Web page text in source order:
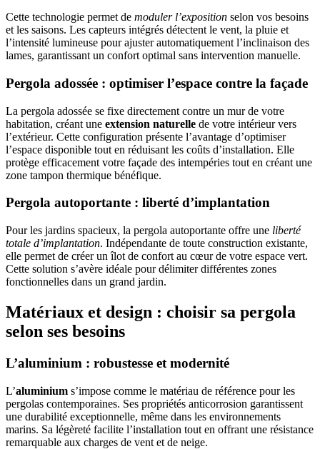
Cette technologie permet de moduler l’exposition selon vos besoins
et les saisons. Les capteurs intégrés détectent le vent, la pluie et
l’intensité lumineuse pour ajuster automatiquement l’inclinaison des
lames, garantissant un confort optimal sans intervention manuelle.
Pergola adossée : optimiser l’espace contre la façade
La pergola adossée se fixe directement contre un mur de votre
habitation, créant une extension naturelle de votre intérieur vers
l’extérieur. Cette configuration présente l’avantage d’optimiser
l’espace disponible tout en réduisant les coûts d’installation. Elle
protège efficacement votre façade des intempéries tout en créant une
zone tampon thermique bénéfique.
Pergola autoportante : liberté d’implantation
Pour les jardins spacieux, la pergola autoportante offre une liberté
totale d’implantation. Indépendante de toute construction existante,
elle permet de créer un îlot de confort au cœur de votre espace vert.
Cette solution s’avère idéale pour délimiter différentes zones
fonctionnelles dans un grand jardin.
Matériaux et design : choisir sa pergola
selon ses besoins
L’aluminium : robustesse et modernité
L’aluminium s’impose comme le matériau de référence pour les
pergolas contemporaines. Ses propriétés anticorrosion garantissent
une durabilité exceptionnelle, même dans les environnements
marins. Sa légèreté facilite l’installation tout en offrant une résistance
remarquable aux charges de vent et de neige.